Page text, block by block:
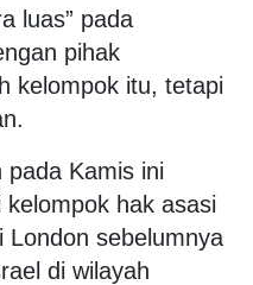
luas” pada
pihak
kelompok itu, tetapi
pada Kamis ini
hak asasi
London sebelumnya
di wilayah